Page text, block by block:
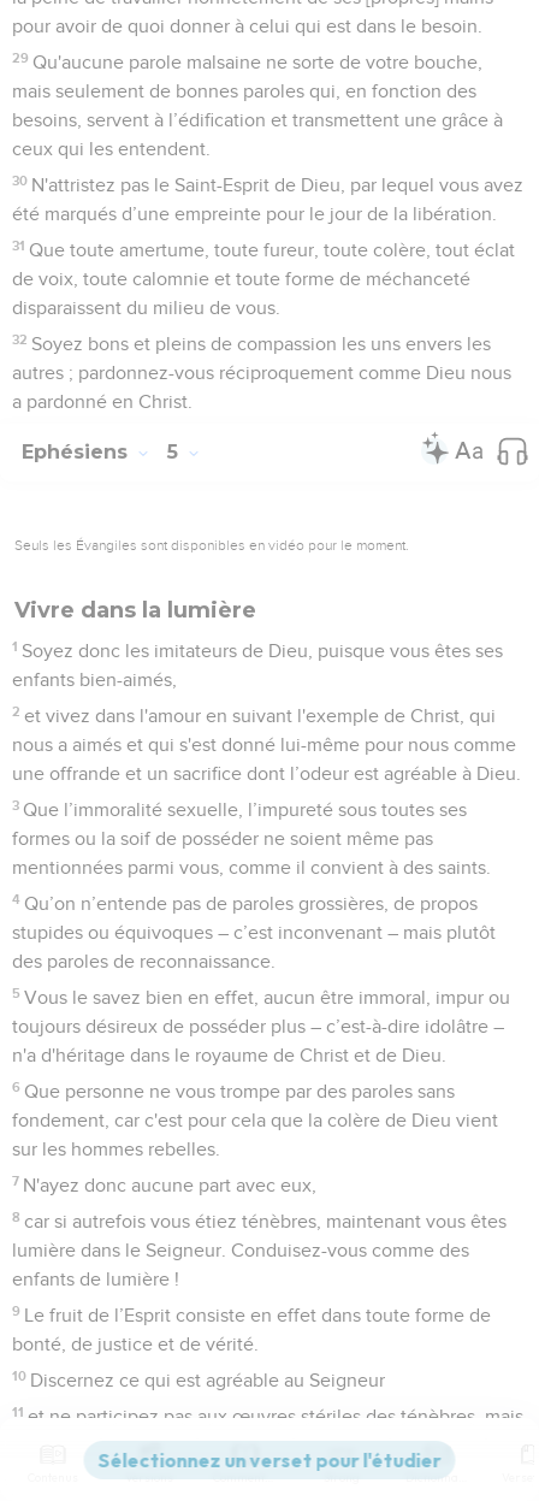
pour avoir de quoi donner à celui qui est dans le besoin.
29 Qu'aucune parole malsaine ne sorte de votre bouche,
mais seulement de bonnes paroles qui, en fonction des
besoins, servent à l’édification et transmettent une grâce à
ceux qui les entendent.
30 N'attristez pas le Saint-Esprit de Dieu, par lequel vous avez
été marqués d’une empreinte pour le jour de la libération.
31 Que toute amertume, toute fureur, toute colère, tout éclat
de voix, toute calomnie et toute forme de méchanceté
disparaissent du milieu de vous.
32 Soyez bons et pleins de compassion les uns envers les
autres ; pardonnez-vous réciproquement comme Dieu nous
a pardonné en Christ.
Ephésiens 5
Seuls les Évangiles sont disponibles en vidéo pour le moment.
Vivre dans la lumière
1 Soyez donc les imitateurs de Dieu, puisque vous êtes ses
enfants bien-aimés,
2 et vivez dans l'amour en suivant l'exemple de Christ, qui
nous a aimés et qui s'est donné lui-même pour nous comme
une offrande et un sacrifice dont l’odeur est agréable à Dieu.
3 Que l’immoralité sexuelle, l’impureté sous toutes ses
formes ou la soif de posséder ne soient même pas
mentionnées parmi vous, comme il convient à des saints.
4 Qu’on n’entende pas de paroles grossières, de propos
stupides ou équivoques – c’est inconvenant – mais plutôt
des paroles de reconnaissance.
5 Vous le savez bien en effet, aucun être immoral, impur ou
toujours désireux de posséder plus – c’est-à-dire idolâtre –
n'a d'héritage dans le royaume de Christ et de Dieu.
6 Que personne ne vous trompe par des paroles sans
fondement, car c'est pour cela que la colère de Dieu vient
sur les hommes rebelles.
7 N'ayez donc aucune part avec eux,
8 car si autrefois vous étiez ténèbres, maintenant vous êtes
lumière dans le Seigneur. Conduisez-vous comme des
enfants de lumière !
9 Le fruit de l’Esprit consiste en effet dans toute forme de
bonté, de justice et de vérité.
10 Discernez ce qui est agréable au Seigneur
11 et ne participez pas aux œuvres stériles des ténèbres, mais
démasquez-les plutôt.
En effet, ce que ces hommes font en secret, il est même
Versions Commentaires Strong